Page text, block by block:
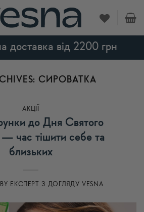
доставка від 2200 грн
СИРОВАТКА
АКЦІЇ
до Дня Святого
час тішити себе та
близьких
BY ЕКСПЕРТ З ДОГЛЯДУ VESNA